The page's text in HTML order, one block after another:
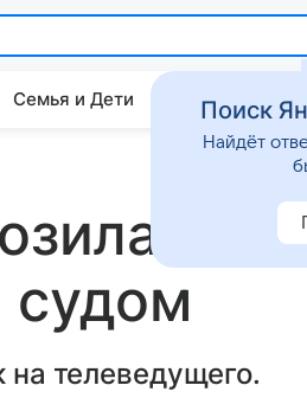
Семья и Дети Дом
телеведущего.
Поиск
Найдёт